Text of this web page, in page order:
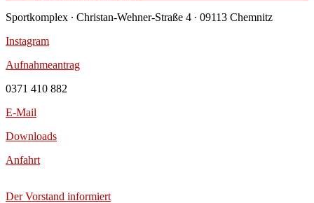
Sportkomplex ∙ Christan-Wehner-Straße 4 ∙ 09113 Chemnitz
Instagram
Aufnahmeantrag
0371 410 882
E-Mail
Downloads
Anfahrt
Der Vorstand informiert